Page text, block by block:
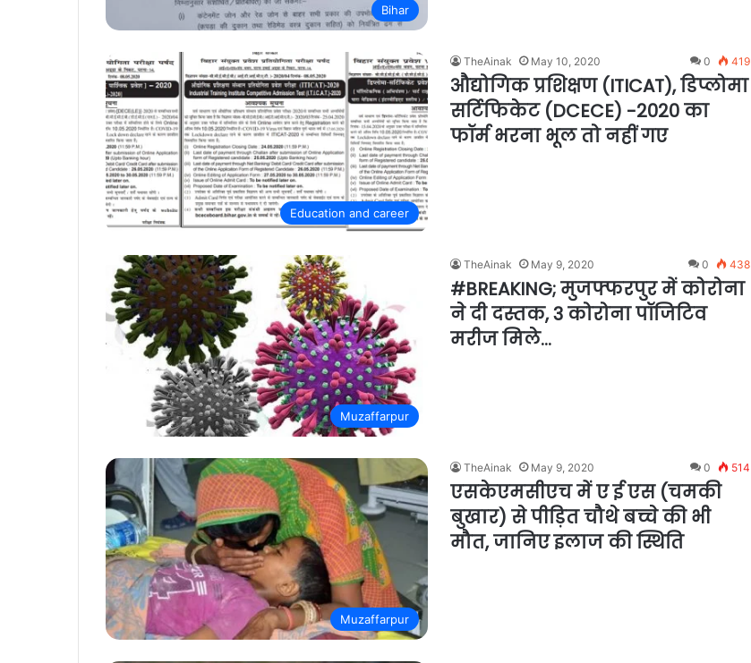
Bihar
Education and career
TheAinak May 10, 2020 0 419
औद्योगिक प्रशिक्षण (ITICAT), डिप्लोमा
सर्टिफिकेट (DCECE) -2020 का
फॉर्म भरना भूल तो नहीं गए
Muzaffarpur
TheAinak May 9, 2020 0 438
#BREAKING; मुजफ्फरपुर में कोरोना
ने दी दस्तक, 3 कोरोना पॉजिटिव
मरीज मिले…
Muzaffarpur
TheAinak May 9, 2020 0 514
एसकेएमसीएच में ए ई एस (चमकी
बुखार) से पीड़ित चौथे बच्चे की भी
मौत, जानिए इलाज की स्थिति